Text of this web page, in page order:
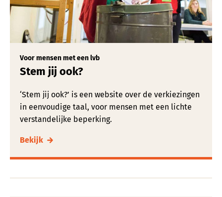
Voor mensen met een lvb
Stem jij ook?
‘Stem jij ook?’ is een website over de verkiezingen
in eenvoudige taal, voor mensen met een lichte
verstandelijke beperking.
Bekijk